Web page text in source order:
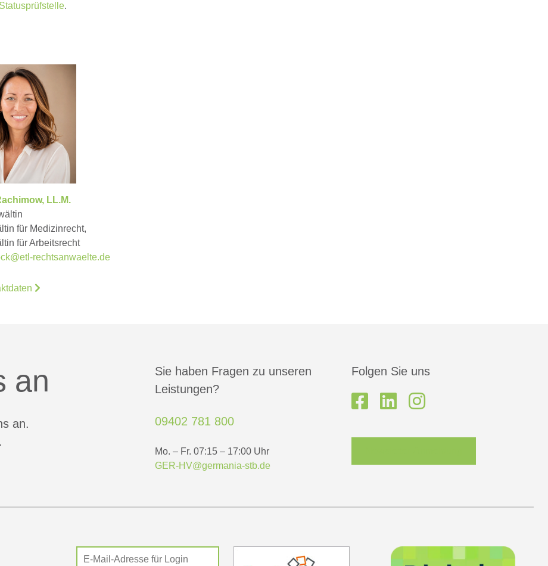
Statusprüfstelle.
LL.M.
für Medizinrecht,
für Arbeitsrecht
rechtsanwaelte.de
an
an.
Sie haben Fragen zu unseren
Leistungen?
09402 781 800
Mo. – Fr. 07:15 – 17:00 Uhr
GER-HV@germania-stb.de
Folgen Sie uns